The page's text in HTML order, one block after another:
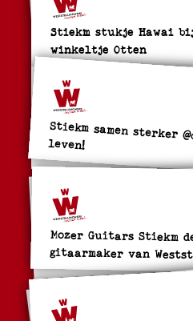
Stiekm stukje Hawai
winkeltje Otten
Stiekm samen sterker
leven!
Mozer Guitars Stiekm
gitaarmaker van